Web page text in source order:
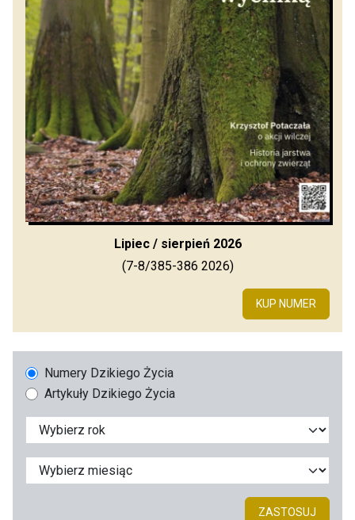
Lipiec / sierpień 2026
(7-8/385-386 2026)
KUP NUMER
Numery Dzikiego Życia
Artykuły Dzikiego Życia
ZASTOSUJ